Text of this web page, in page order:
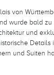
von
wurde bald
und
Details
und Suiten